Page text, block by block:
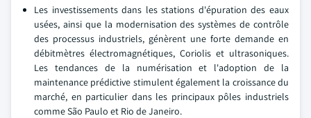
Les investissements dans les stations d'épuration des eaux
usées, ainsi que la modernisation des systèmes de contrôle
des processus industriels, génèrent une forte demande en
débitmètres électromagnétiques, Coriolis et ultrasoniques.
Les tendances de la numérisation et l'adoption de la
maintenance prédictive stimulent également la croissance du
marché, en particulier dans les principaux pôles industriels
comme São Paulo et Rio de Janeiro.